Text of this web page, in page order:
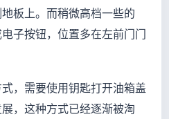
板上。而稍微高档一些的
子按钮，位置多在左前门门
，需要使用钥匙打开油箱盖
，这种方式已经逐渐被淘